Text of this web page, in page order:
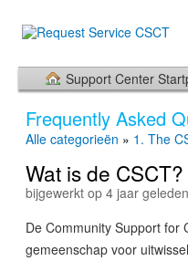
Support Center
Frequently Asked
Alle categorieën » 1. The
Wat is de CSCT?
bijgewerkt op 4 jaar geleden
De Community Support for
gemeenschap voor